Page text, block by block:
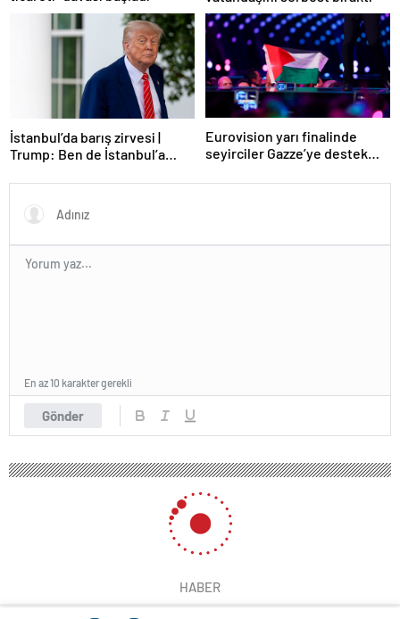
İstanbul’da barış zirvesi |
Trump: Ben de İstanbul’a
Eurovision yarı finalinde
seyirciler Gazze’ye destek
Gönder
En az 10 karakter gerekli
HABER